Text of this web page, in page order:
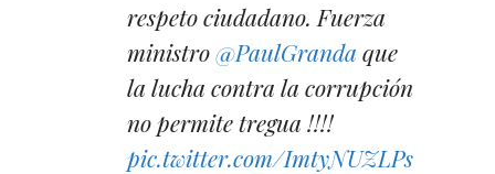
respeto ciudadano. Fuerza
ministro@PaulGranda que
la lucha contra la corrupción
no permite tregua !!!!
pic.twitter.com/ImtyNUZLPs